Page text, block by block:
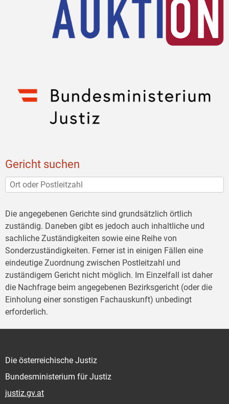
Gericht suchen
Die angegebenen Gerichte sind grundsätzlich örtlich
zuständig. Daneben gibt es jedoch auch inhaltliche und
sachliche Zuständigkeiten sowie eine Reihe von
Sonderzuständigkeiten. Ferner ist in einigen Fällen eine
eindeutige Zuordnung zwischen Postleitzahl und
zuständigem Gericht nicht möglich. Im Einzelfall ist daher
die Nachfrage beim angegebenen Bezirksgericht (oder die
Einholung einer sonstigen Fachauskunft) unbedingt
erforderlich.
Die österreichische Justiz
Bundesministerium für Justiz
justiz.gv.at